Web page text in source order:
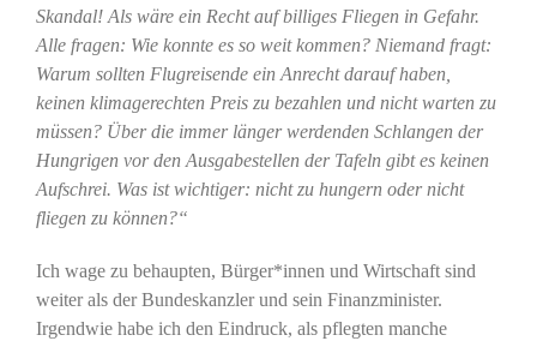
Skandal! Als wäre ein Recht auf billiges Fliegen in Gefahr.
Alle fragen: Wie konnte es so weit kommen? Niemand fragt:
Warum sollten Flugreisende ein Anrecht darauf haben,
keinen klimagerechten Preis zu bezahlen und nicht warten zu
müssen? Über die immer länger werdenden Schlangen der
Hungrigen vor den Ausgabestellen der Tafeln gibt es keinen
Aufschrei. Was ist wichtiger: nicht zu hungern oder nicht
fliegen zu können?“
Ich wage zu behaupten, Bürger*innen und Wirtschaft sind
weiter als der Bundeskanzler und sein Finanzminister.
Irgendwie habe ich den Eindruck, als pflegten manche